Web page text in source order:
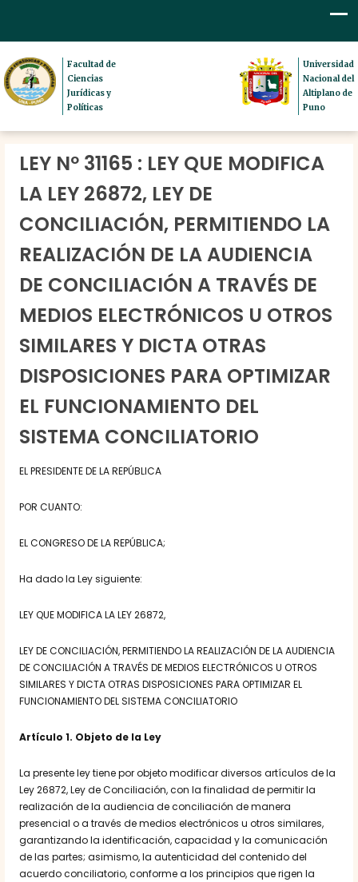
Facultad de
Ciencias
Jurídicas y
Políticas
Universidad
Nacional del
Altiplano de
Puno
LEY Nº 31165 : LEY QUE MODIFICA
LA LEY 26872, LEY DE
CONCILIACIÓN, PERMITIENDO LA
REALIZACIÓN DE LA AUDIENCIA
DE CONCILIACIÓN A TRAVÉS DE
MEDIOS ELECTRÓNICOS U OTROS
SIMILARES Y DICTA OTRAS
DISPOSICIONES PARA OPTIMIZAR
EL FUNCIONAMIENTO DEL
SISTEMA CONCILIATORIO
EL PRESIDENTE DE LA REPÚBLICA
POR CUANTO:
EL CONGRESO DE LA REPÚBLICA;
Ha dado la Ley siguiente:
LEY QUE MODIFICA LA LEY 26872,
LEY DE CONCILIACIÓN, PERMITIENDO LA REALIZACIÓN DE LA AUDIENCIA
DE CONCILIACIÓN A TRAVÉS DE MEDIOS ELECTRÓNICOS U OTROS
SIMILARES Y DICTA OTRAS DISPOSICIONES PARA OPTIMIZAR EL
FUNCIONAMIENTO DEL SISTEMA CONCILIATORIO
Artículo 1. Objeto de la Ley
La presente ley tiene por objeto modificar diversos artículos de la
Ley 26872, Ley de Conciliación, con la finalidad de permitir la
realización de la audiencia de conciliación de manera
presencial o a través de medios electrónicos u otros similares,
garantizando la identificación, capacidad y la comunicación
de las partes; asimismo, la autenticidad del contenido del
acuerdo conciliatorio, conforme a los principios que rigen la